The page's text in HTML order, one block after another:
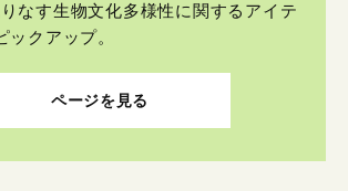
なす生物文化多様性に関するアイテ
ックアップ。
ページを見る